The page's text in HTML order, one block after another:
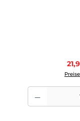
Produkt Anzahl: